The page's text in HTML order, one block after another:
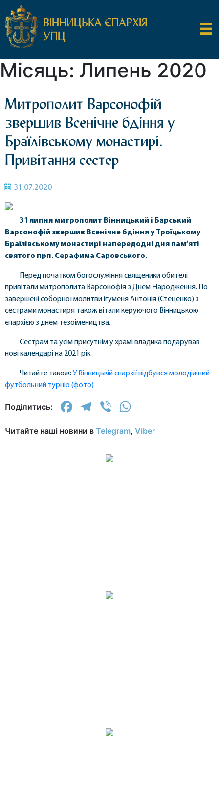
ВІННИЦЬКА ЄПАРХІЯ
УПЦ
Місяць: Липень 2020
Митрополит Варсонофій
звершив Всенічне бдіння у
Браїлівському монастирі.
Привітання сестер
31.07.2020
31 липня митрополит Вінницький і Барський
Варсонофій звершив Всенічне бдіння у Троїцькому
Браїлівському монастирі напередодні дня пам‘яті
святого прп. Серафима Саровського.
Перед початком богослужіння священики обителі
привітали митрополита Варсонофія з Днем Народження. По
завершені соборної молитви ігуменя Антонія (Стеценко) з
сестрами монастиря також вітали керуючого Вінницькою
єпархією з днем тезоімеництва.
Сестрам та усім присутнім у храмі владика подарував
нові календарі на 2021 рік.
Читайте також: У Вінницькій єпархії відбувся молодіжний
футбольний турнір (фото)
Поділитись: Facebook
Telegram
Viber
Читайте наші новини в Telegram, Viber